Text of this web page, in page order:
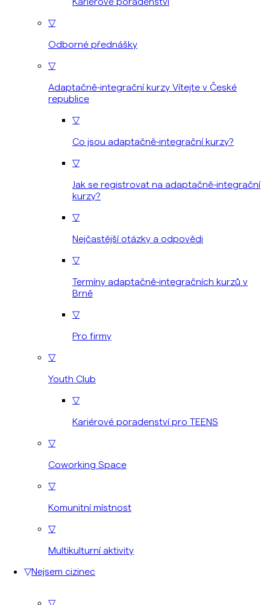
▽
Odborné přednášky
▽
Adaptačně-integrační kurzy Vítejte v České
republice
▽
Co jsou adaptačně-integrační kurzy?
▽
Jak se registrovat na adaptačně-integrační
kurzy?
▽
Nejčastější otázky a odpovědi
▽
Termíny adaptačně-integračních kurzů v
Brně
▽
Pro firmy
▽
Youth Club
▽
Kariérové poradenství pro TEENS
▽
Coworking Space
▽
Komunitní místnost
▽
Multikulturní aktivity
▽Nejsem cizinec
▽